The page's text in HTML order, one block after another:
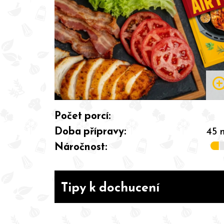
Počet porcí:
Doba přípravy:
45
Náročnost:
Tipy k dochucení